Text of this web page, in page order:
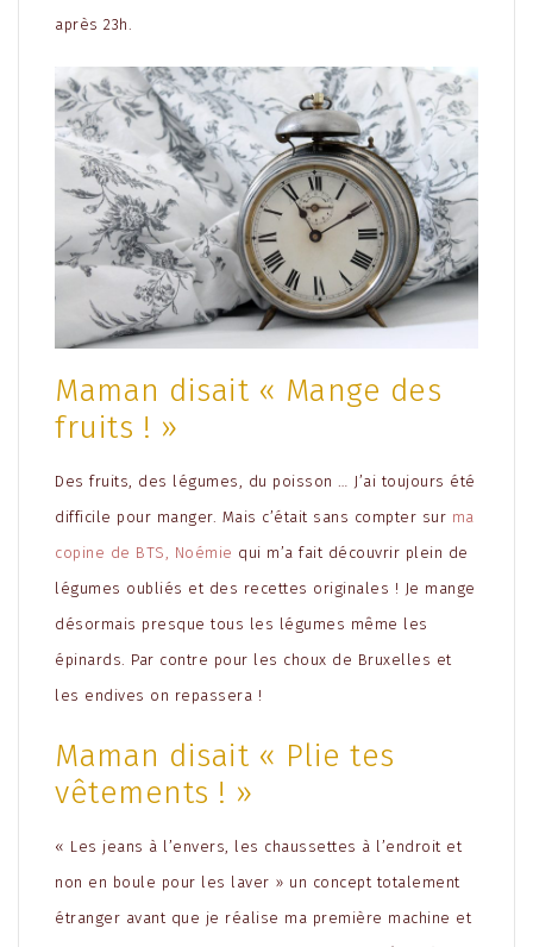
après 23h.
Maman disait « Mange des
fruits ! »
Des fruits, des légumes, du poisson … J’ai toujours été
difficile pour manger. Mais c’était sans compter sur ma
copine de BTS, Noémie qui m’a fait découvrir plein de
légumes oubliés et des recettes originales ! Je mange
désormais presque tous les légumes même les
épinards. Par contre pour les choux de Bruxelles et
les endives on repassera !
Maman disait « Plie tes
vêtements ! »
« Les jeans à l’envers, les chaussettes à l’endroit et
non en boule pour les laver » un concept totalement
étranger avant que je réalise ma première machine et